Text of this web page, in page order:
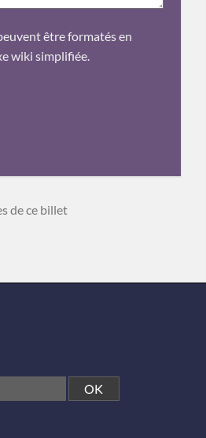
être formatés en
wiki simplifiée.
de ce billet